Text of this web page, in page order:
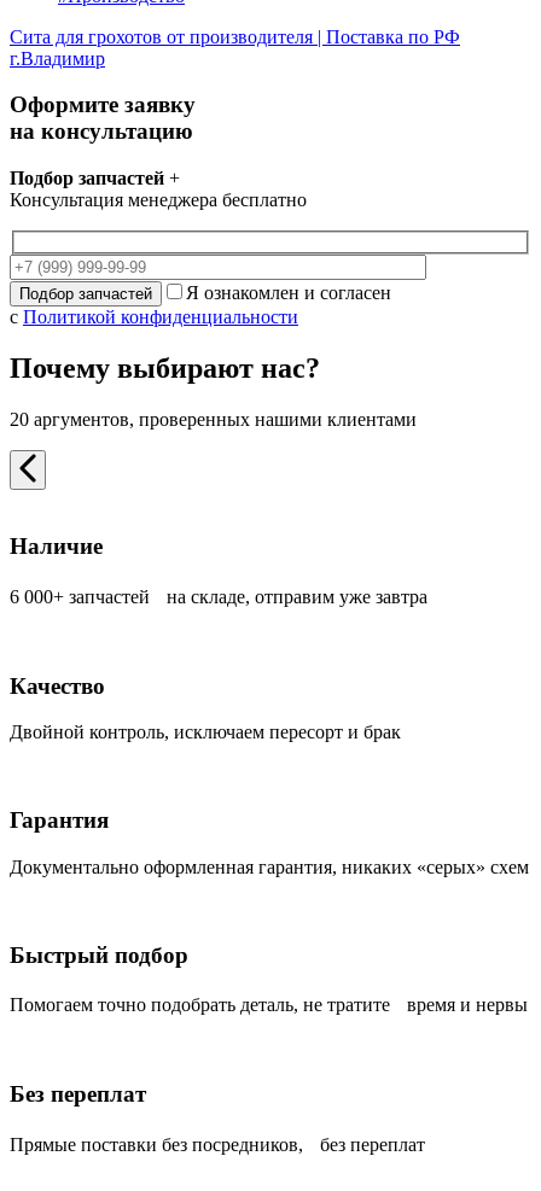
Сита для грохотов от производителя | Поставка по РФ
г.Владимир
Оформите заявку
на консультацию
Подбор запчастей +
Консультация менеджера бесплатно
Я ознакомлен и согласен
с Политикой конфиденциальности
Почему выбирают нас?
20 аргументов, проверенных нашими клиентами
Наличие
6 000+ запчастей на складе, отправим уже завтра
Качество
Двойной контроль, исключаем пересорт и брак
Гарантия
Документально оформленная гарантия, никаких «серых» схем
Быстрый подбор
Помогаем точно подобрать деталь, не тратите время и нервы
Без переплат
Прямые поставки без посредников, без переплат